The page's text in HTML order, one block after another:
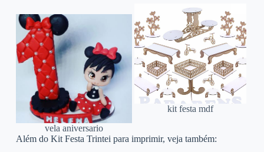
vela aniversario
kit festa mdf
Além do Kit Festa Trintei para imprimir, veja também: